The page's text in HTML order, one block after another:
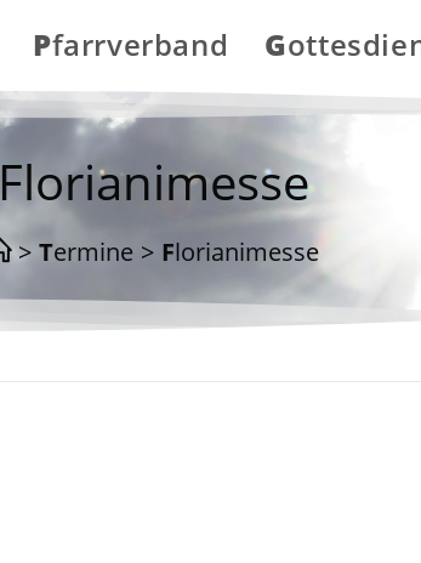
Pfarrverband
Florianimesse
> Termine > Florianimesse